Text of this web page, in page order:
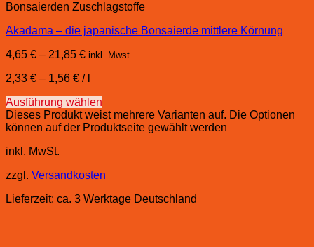
Bonsaierden Zuschlagstoffe
Akadama – die japanische Bonsaierde mittlere Körnung
4,65 € – 21,85 € inkl. Mwst.
2,33 € – 1,56 € /
Ausführung wählen
Dieses Produkt weist mehrere Varianten auf. Die Optionen
können auf der Produktseite gewählt werden
inkl. MwSt.
zzgl. Versandkosten
Lieferzeit: ca. 3 Werktage Deutschland